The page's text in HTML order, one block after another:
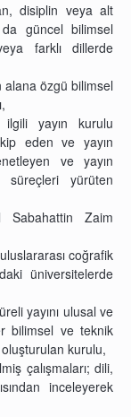
disiplin veya alt
da güncel bilimsel
farklı dillerde
alana özgü bilimsel
yayın kurulu
eden ve yayın
ve yayın
yürüten
Sabahattin Zaim
coğrafik
üniversitelerde
yayını ulusal ve
bilimsel ve teknik
kurulu,
çalışmaları; dili,
inceleyerek